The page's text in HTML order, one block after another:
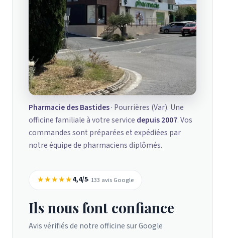
Pharmacie des Bastides· Pourrières (Var). Une
officine familiale à votre service depuis 2007. Vos
commandes sont préparées et expédiées par
notre équipe de pharmaciens diplômés.
★★★★★4,4/5· 133 avis Google
Ils nous font confiance
Avis vérifiés de notre officine sur Google